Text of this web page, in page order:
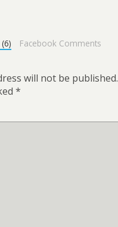
Facebook Comments
will not be published.
*